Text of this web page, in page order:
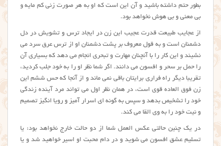
بطور حتم داشته باشید و آن این است که او به هر صورت زنی کم مایه و
بی معنی و بی هوش نخواهد بود.
از عجایب طبیعت قدرت عجیب این زن در ایجاد ترس و تشویش در دل
دشمنان است و به قول معروف بر پشت دشمنان او از ترس عرق سرد می
نشیند و این کار را با آنچنان مهارت و تبحری انجام می دهد که بسیاری آن
را حمل بر سحر و افسون می دانند. اگر شما نظر او را به خود جلب کردید،
تقریبا دیگر راه فراری برایتان باقی نمی ماند و از آنجا که حس ششم این
زن فوق العاده قوی است، در همان نظر اول می تواند مرد آینده زندگی
خود را تشخیص بدهد و سپس به گونه ای اسرار آمیز و رویا انگیز تصمیم
و نیت خود را به وی القا می کند.
در یک چنین حالتی عکس العمل شما از دو حالت خارج نخواهد بود: یا
تسلیم عشق افسون می شوید و در دام محبت او اسیر خواهید شد و یا